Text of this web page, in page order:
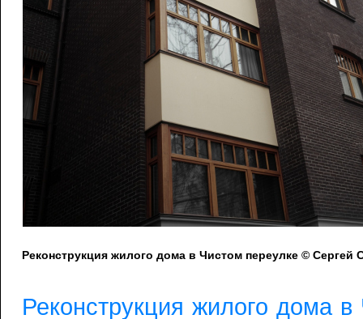
Реконструкция жилого дома в Чистом переулке © Сергей
Реконструкция жилого дома в